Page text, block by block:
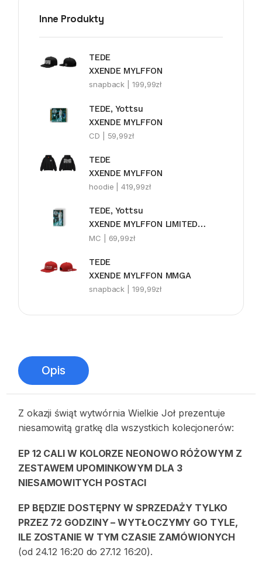
Inne Produkty
TEDE
XXENDE MYLFFON
snapback |199,99zł
TEDE, Yottsu
XXENDE MYLFFON
CD | 59,99zł
TEDE
XXENDE MYLFFON
hoodie |419,99zł
TEDE, Yottsu
XXENDE MYLFFON LIMITEDE MC
MC | 69,99zł
TEDE
XXENDE MYLFFON MMGA
snapback |199,99zł
Opis
Z okazji świąt wytwórnia Wielkie Joł prezentuje
niesamowitą gratkę dla wszystkich kolecjonerów:
EP 12 CALI W KOLORZE NEONOWO RÓŻOWYM Z
ZESTAWEM UPOMINKOWYM DLA 3
NIESAMOWITYCH POSTACI
EP BĘDZIE DOSTĘPNY W SPRZEDAŻY TYLKO
PRZEZ 72 GODZINY – WYTŁOCZYMY GO TYLE,
ILE ZOSTANIE W TYM CZASIE ZAMÓWIONYCH
(od 24.12 16:20 do 27.12 16:20).